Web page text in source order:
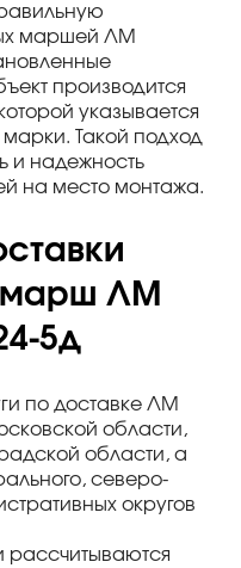
маршей ЛМ
производится
указывается
Такой подход
и надежность
на место монтажа.
марш ЛМ
5д
по доставке ЛМ
области,
области, а
северо-
округов
рассчитываются